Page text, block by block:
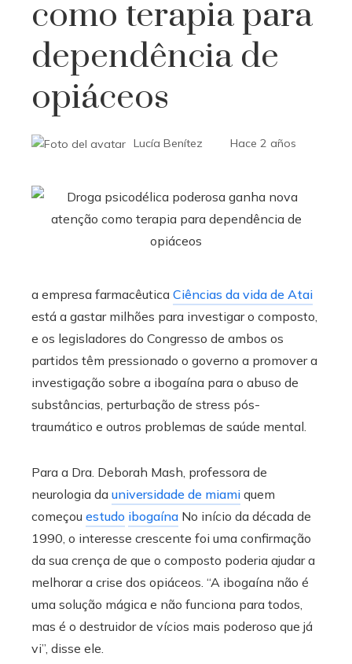
como terapia para
dependência de
opiáceos
Lucía Benítez Hace 2 años
a empresa farmacêutica Ciências da vida de Atai
está a gastar milhões para investigar o composto,
e os legisladores do Congresso de ambos os
partidos têm pressionado o governo a promover a
investigação sobre a ibogaína para o abuso de
substâncias, perturbação de stress pós-
traumático e outros problemas de saúde mental.
Para a Dra. Deborah Mash, professora de
neurologia da universidade de miami quem
começou estudo ibogaína No início da década de
1990, o interesse crescente foi uma confirmação
da sua crença de que o composto poderia ajudar a
melhorar a crise dos opiáceos. “A ibogaína não é
uma solução mágica e não funciona para todos,
mas é o destruidor de vícios mais poderoso que já
vi”, disse ele.